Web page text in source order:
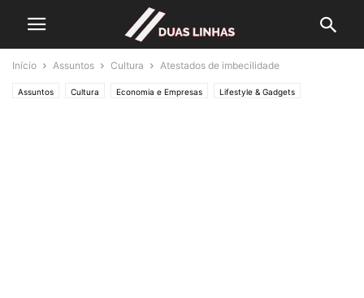
Início Assuntos Cultura Atestados de imbecilidade
Assuntos Cultura Economia e Empresas Lifestyle & Gadgets